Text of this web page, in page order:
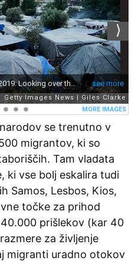
se trenutno v
migrantov, ki so
Tam vladata
ki vse bolj eskalira tudi
Samos, Lesbos, Kios,
točke za prihod
prišlekov (kar 40
za življenje
migranti uradno otokov